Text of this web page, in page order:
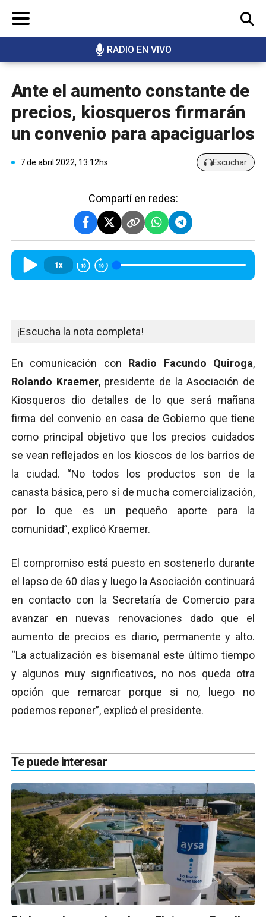
RADIO EN VIVO
BUSCAR
Ante el aumento constante de
precios, kiosqueros firmarán
un convenio para apaciguarlos
7 de abril 2022, 13:12hs Escuchar
Compartí en redes:
1x
¡Escucha la nota completa!
En comunicación con Radio Facundo Quiroga,
Rolando Kraemer, presidente de la Asociación de
Kiosqueros dio detalles de lo que será mañana
firma del convenio en casa de Gobierno que tiene
como principal objetivo que los precios cuidados
se vean reflejados en los kioscos de los barrios de
la ciudad. “No todos los productos son de la
canasta básica, pero sí de mucha comercialización,
por lo que es un pequeño aporte para la
comunidad”, explicó Kraemer.
El compromiso está puesto en sostenerlo durante
el lapso de 60 días y luego la Asociación continuará
en contacto con la Secretaría de Comercio para
avanzar en nuevas renovaciones dado que el
aumento de precios es diario, permanente y alto.
“La actualización es bisemanal este último tiempo
y algunos muy significativos, no nos queda otra
opción que remarcar porque si no, luego no
podemos reponer”, explicó el presidente.
Te puede interesar